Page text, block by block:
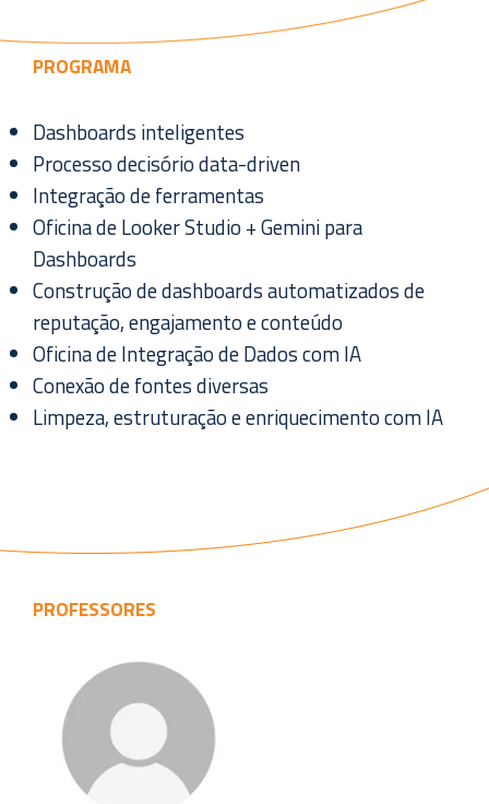
PROGRAMA
Dashboards inteligentes
Processo decisório data-driven
Integração de ferramentas
Oficina de Looker Studio + Gemini para
Dashboards
Construção de dashboards automatizados de
reputação, engajamento e conteúdo
Oficina de Integração de Dados com IA
Conexão de fontes diversas
Limpeza, estruturação e enriquecimento com IA
PROFESSORES
Veja o
curriculo